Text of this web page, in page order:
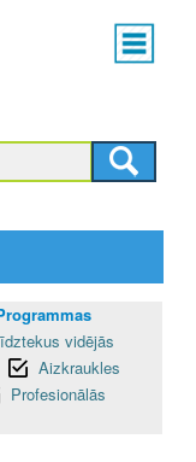
Main
menu
vidējās
Aizkraukles
Profesionālās